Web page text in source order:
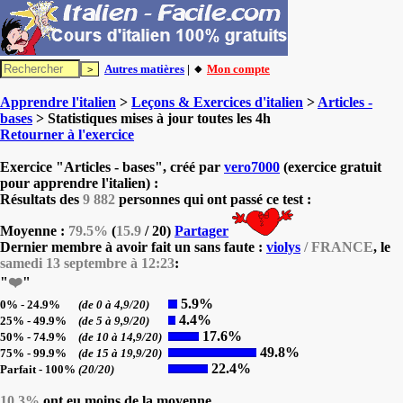
Autres matières | 🔸 Mon compte
Apprendre l'italien > Leçons & Exercices d'italien > Articles -
bases > Statistiques mises à jour toutes les 4h
Retourner à l'exercice
Exercice "Articles - bases", créé par vero7000 (exercice gratuit
pour apprendre l'italien) :
Résultats des 9 882 personnes qui ont passé ce test :
Moyenne : 79.5% (15.9 / 20) Partager
Dernier membre à avoir fait un sans faute : violys / FRANCE, le
samedi 13 septembre à 12:23:
"❤️"
0% - 24.9% (de 0 à 4,9/20) 5.9%
25% - 49.9% (de 5 à 9,9/20) 4.4%
50% - 74.9% (de 10 à 14,9/20) 17.6%
75% - 99.9% (de 15 à 19,9/20) 49.8%
Parfait - 100% (20/20) 22.4%